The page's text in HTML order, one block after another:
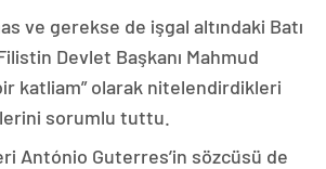
ve gerekse de işgal altındaki Batı
Devlet Başkanı Mahmud
katliam” olarak nitelendirdikleri
sorumlu tuttu.
António Guterres’in sözcüsü de